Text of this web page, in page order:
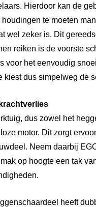
Hierdoor kan de
houdingen te moeten
wel zeker is. Dit
reiken is de voorste
voor het eenvoudig
kiest dus simpelweg de
dus zowel het
motor. Dit zorgt
Neem daarbij
op hoogte een tak
heeft